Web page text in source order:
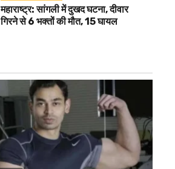
महाराष्ट्र: सांगली में दुखद घटना, दीवार
गिरने से 6 भक्तों की मौत, 15 घायल